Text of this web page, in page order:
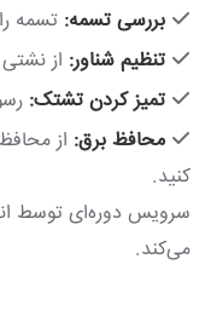
بررسی تسمه: تسمه
تنظیم شناور: از
تمیز کردن تشتک:
محافظ برق: از
کنید.
سرویس دوره‌ای توسط
می‌کند.